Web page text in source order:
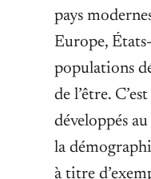
pays
Europe,
populations
de l’être.
développés
la
à titre